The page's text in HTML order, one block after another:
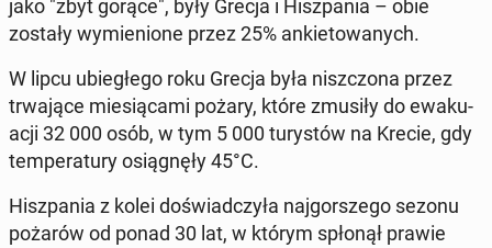
jako "zbyt gorące", były Grecja i Hisz­pa­nia – obie
zostały wy­mie­nio­ne przez 25% an­kie­to­wa­nych.
W lipcu ubie­głe­go roku Grecja była nisz­czo­na przez
trwa­ją­ce mie­sią­ca­mi pożary, które zmusiły do ewa­ku­
acji 32 000 osób, w tym 5 000 tu­ry­stów na Krecie, gdy
tem­pe­ra­tu­ry osią­gnę­ły 45°C.
Hisz­pa­nia z kolei do­świad­czy­ła naj­gor­sze­go sezonu
pożarów od ponad 30 lat, w którym spłonął prawie